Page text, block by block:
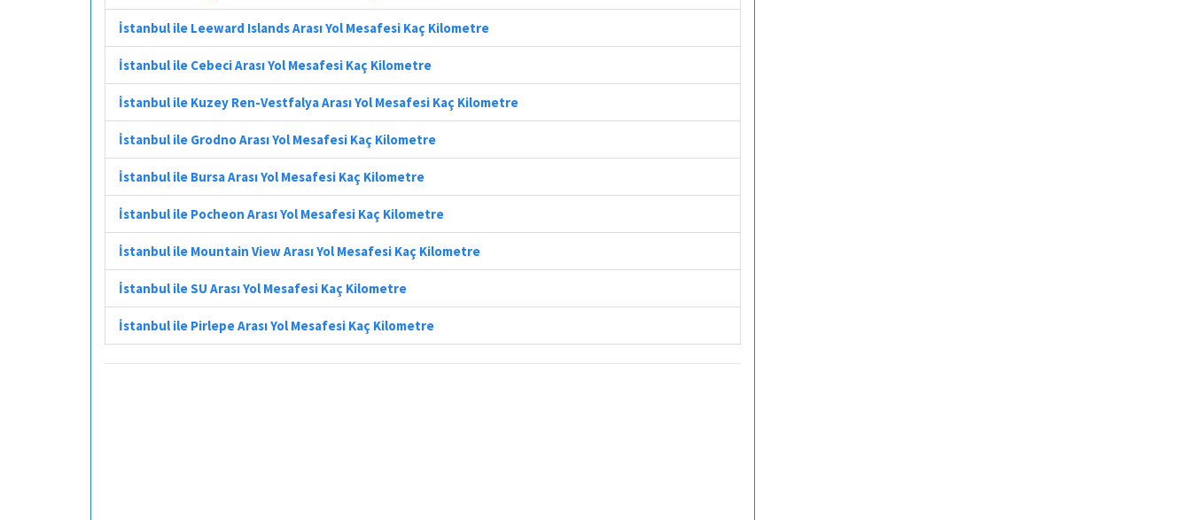
İstanbul ile Leeward Islands Arası Yol Mesafesi Kaç Kilometre
İstanbul ile Cebeci Arası Yol Mesafesi Kaç Kilometre
İstanbul ile Kuzey Ren-Vestfalya Arası Yol Mesafesi Kaç Kilometre
İstanbul ile Grodno Arası Yol Mesafesi Kaç Kilometre
İstanbul ile Bursa Arası Yol Mesafesi Kaç Kilometre
İstanbul ile Pocheon Arası Yol Mesafesi Kaç Kilometre
İstanbul ile Mountain View Arası Yol Mesafesi Kaç Kilometre
İstanbul ile SU Arası Yol Mesafesi Kaç Kilometre
İstanbul ile Pirlepe Arası Yol Mesafesi Kaç Kilometre